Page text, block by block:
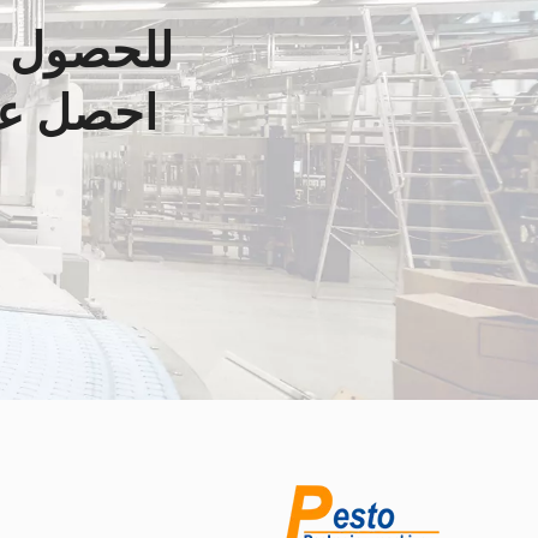
للحصول
احصل
واتساب
ويشات